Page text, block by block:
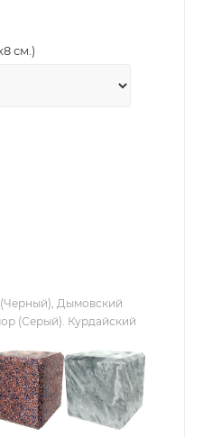
см.)
Дымовский
(Серый). Курдайский